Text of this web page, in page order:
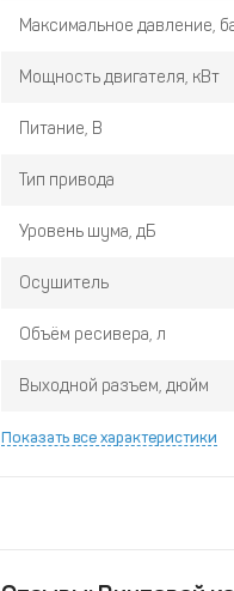
Максимальное давление,
Мощность двигателя, кВт
Питание, В
Тип привода
Уровень шума, дБ
Осушитель
Объём ресивера, л
Выходной разъем, дюйм
Показать все характеристики